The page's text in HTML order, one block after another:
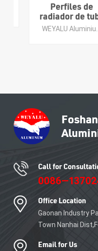
Perfiles de
radiador de tubo
de aluminio
anodizado
WEYALU Aluminium se especializa en muros cortina, perfiles de aluminio para uso industrial, perfiles de aluminio en general, puertas de aluminio, ventanas de aluminio y molduras de baldosas de aluminio.
APRENDE MÁS
Call for
Office Location
Gaonan Industry
Town Nanhai
Email for Us